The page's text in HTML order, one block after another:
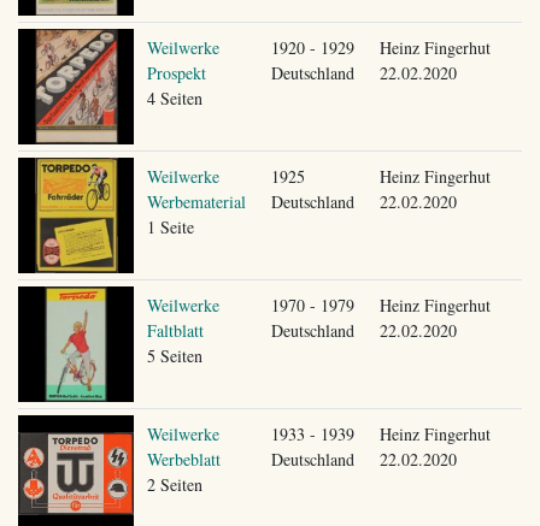
Weilwerke
Prospekt
4 Seiten
1920 - 1929
Deutschland
Heinz Fingerhut
22.02.2020
Weilwerke
Werbematerial
1 Seite
1925
Deutschland
Heinz Fingerhut
22.02.2020
Weilwerke
Faltblatt
5 Seiten
1970 - 1979
Deutschland
Heinz Fingerhut
22.02.2020
Weilwerke
Werbeblatt
2 Seiten
1933 - 1939
Deutschland
Heinz Fingerhut
22.02.2020